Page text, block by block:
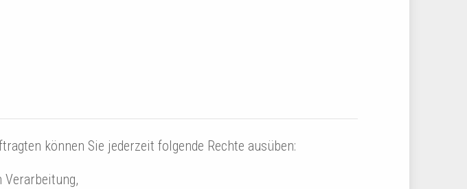
können Sie jederzeit folgende Rechte ausüben:
Verarbeitung,